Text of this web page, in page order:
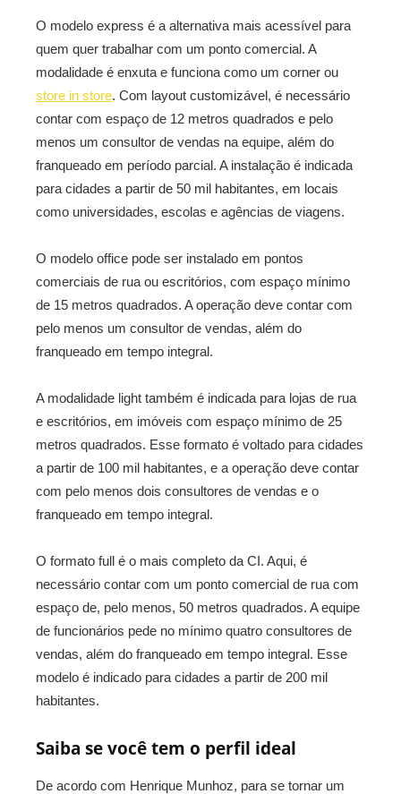
O modelo express é a alternativa mais acessível para
quem quer trabalhar com um ponto comercial. A
modalidade é enxuta e funciona como um corner ou
store in store. Com layout customizável, é necessário
contar com espaço de 12 metros quadrados e pelo
menos um consultor de vendas na equipe, além do
franqueado em período parcial. A instalação é indicada
para cidades a partir de 50 mil habitantes, em locais
como universidades, escolas e agências de viagens.
O modelo office pode ser instalado em pontos
comerciais de rua ou escritórios, com espaço mínimo
de 15 metros quadrados. A operação deve contar com
pelo menos um consultor de vendas, além do
franqueado em tempo integral.
A modalidade light também é indicada para lojas de rua
e escritórios, em imóveis com espaço mínimo de 25
metros quadrados. Esse formato é voltado para cidades
a partir de 100 mil habitantes, e a operação deve contar
com pelo menos dois consultores de vendas e o
franqueado em tempo integral.
O formato full é o mais completo da CI. Aqui, é
necessário contar com um ponto comercial de rua com
espaço de, pelo menos, 50 metros quadrados. A equipe
de funcionários pede no mínimo quatro consultores de
vendas, além do franqueado em tempo integral. Esse
modelo é indicado para cidades a partir de 200 mil
habitantes.
Saiba se você tem o perfil ideal
De acordo com Henrique Munhoz, para se tornar um